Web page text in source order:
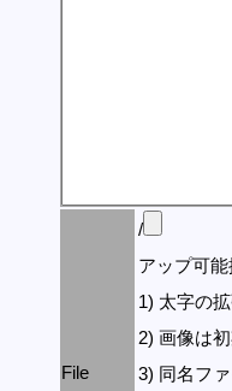
File
/
アップ可
1) 太字の
2) 画像は
3) 同名フ